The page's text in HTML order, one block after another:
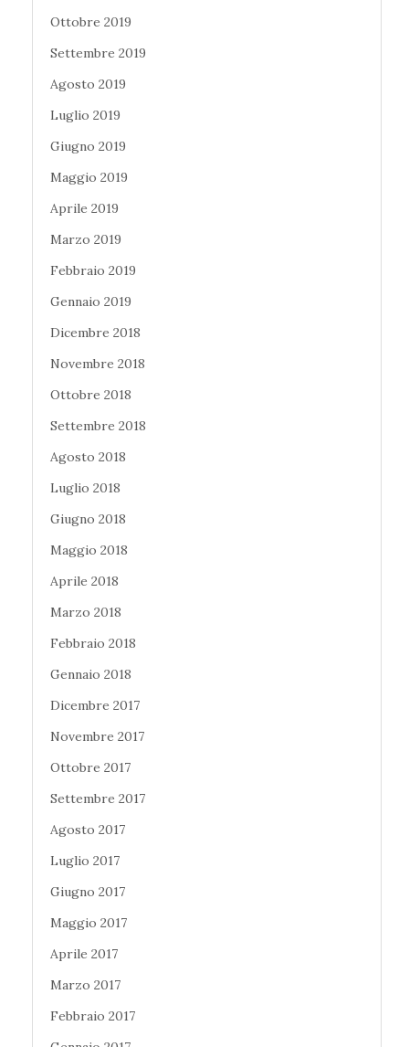
Ottobre 2019
Settembre 2019
Agosto 2019
Luglio 2019
Giugno 2019
Maggio 2019
Aprile 2019
Marzo 2019
Febbraio 2019
Gennaio 2019
Dicembre 2018
Novembre 2018
Ottobre 2018
Settembre 2018
Agosto 2018
Luglio 2018
Giugno 2018
Maggio 2018
Aprile 2018
Marzo 2018
Febbraio 2018
Gennaio 2018
Dicembre 2017
Novembre 2017
Ottobre 2017
Settembre 2017
Agosto 2017
Luglio 2017
Giugno 2017
Maggio 2017
Aprile 2017
Marzo 2017
Febbraio 2017